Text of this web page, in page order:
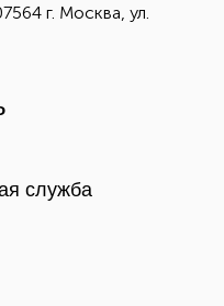
г. Москва, ул.
служба